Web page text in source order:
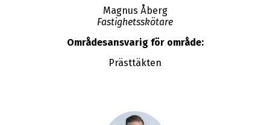
Magnus Åberg
Fastighetsskötare
Områdesansvarig för område:
Prästtäkten